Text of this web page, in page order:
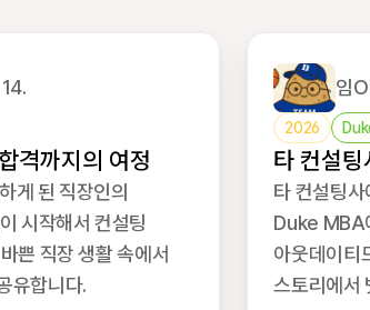
격까지의 여정
게 된 직장인의
시작해서 컨설팅
쁜 직장 생활 속에서
유합니다.
임
2026
타 컨설
합격 후기
타 컨설팅
Duke MBA
아웃데이티
스토리에서